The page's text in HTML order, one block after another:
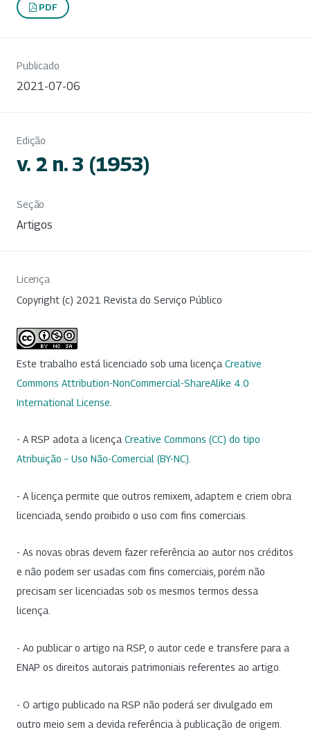
PDF
Publicado
2021-07-06
Edição
v. 2 n. 3 (1953)
Seção
Artigos
Licença
Copyright (c) 2021 Revista do Serviço Público
Este trabalho está licenciado sob uma licença Creative
Commons Attribution-NonCommercial-ShareAlike 4.0
International License
- A RSP adota a licença Creative Commons (CC) do tipo
Atribuição – Uso Não-Comercial (BY-NC)
- A licença permite que outros remixem, adaptem e criem obra
licenciada, sendo proibido o uso com fins comerciais.
- As novas obras devem fazer referência ao autor nos créditos
e não podem ser usadas com fins comerciais, porém não
precisam ser licenciadas sob os mesmos termos dessa
licença.
- Ao publicar o artigo na RSP, o autor cede e transfere para a
ENAP os direitos autorais patrimoniais referentes ao artigo.
- O artigo publicado na RSP não poderá ser divulgado em
outro meio sem a devida referência à publicação de origem.